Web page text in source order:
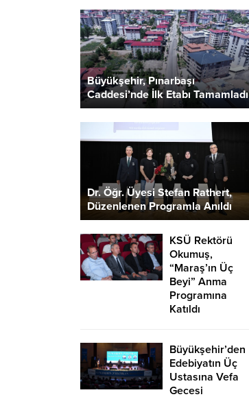
Büyükşehir, Pınarbaşı
Caddesi’nde İlk Etabı Tamamladı
Dr. Öğr. Üyesi Stefan Rathert,
Düzenlenen Programla Anıldı
KSÜ Rektörü
Okumuş,
“Maraş’ın Üç
Beyi” Anma
Programına
Katıldı
Büyükşehir’den
Edebiyatın Üç
Ustasına Vefa
Gecesi